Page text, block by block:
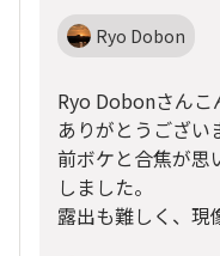
Ryo Dobon
Ryo Dobonさんこ
ありがとうござい
前ボケと合焦が思
しました。
露出も難しく、現